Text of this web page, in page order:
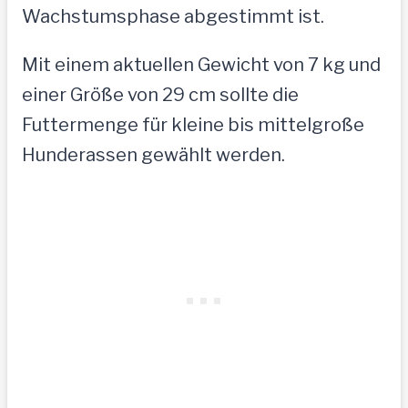
Wachstumsphase abgestimmt ist.
Mit einem aktuellen Gewicht von 7 kg und
einer Größe von 29 cm sollte die
Futtermenge für kleine bis mittelgroße
Hunderassen gewählt werden.